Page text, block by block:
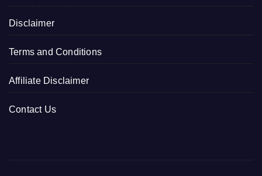
Disclaimer
Terms and Conditions
Affiliate Disclaimer
Contact Us